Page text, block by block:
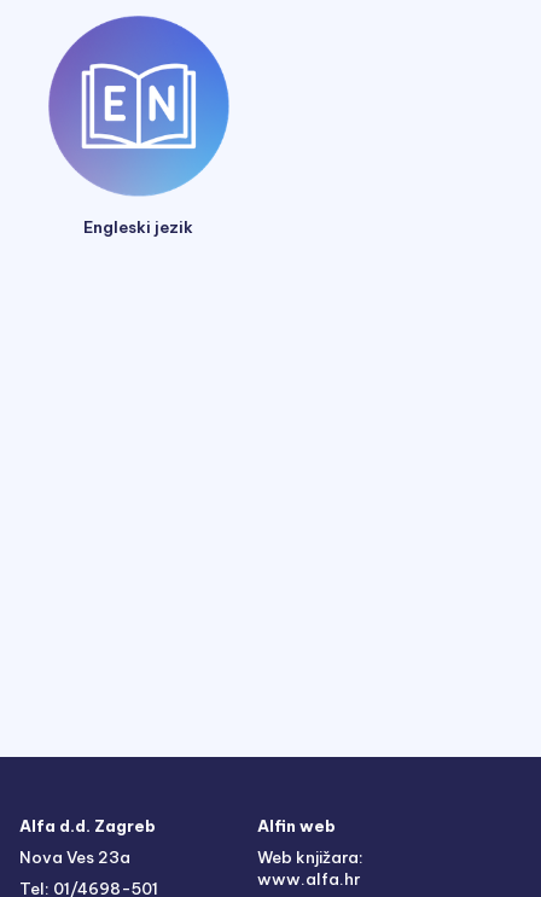
Engleski jezik
Alfa d.d. Zagreb
Nova Ves 23a
Tel: 01/4698-501
Alfin web
Web knjižara:
www.alfa.hr